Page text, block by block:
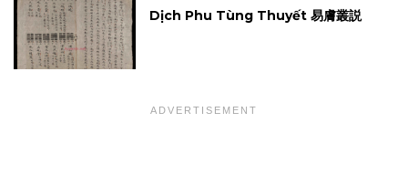
Dịch Phu Tùng Thuyết 易膚叢説